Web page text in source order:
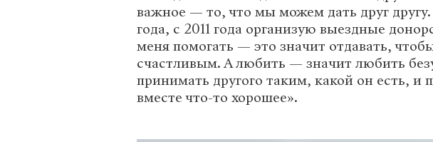
важное — то, что мы можем дать друг
года, с 2011 года организую выездные
меня помогать — это значит отдавать,
счастливым. А любить — значит любить
принимать другого таким, какой он есть, и
вместе что-то хорошее».